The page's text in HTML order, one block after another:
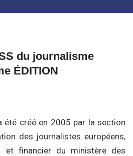
du journalisme
ÉDITION
été créé en 2005 par la section
des journalistes européens,
et financier du ministère des